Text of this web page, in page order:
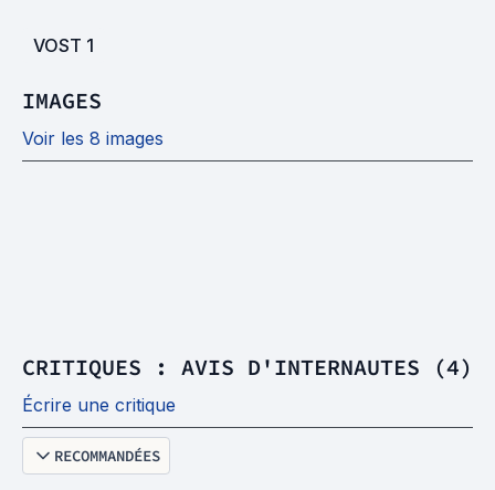
VOST 1
IMAGES
Voir les 8 images
CRITIQUES : AVIS D'INTERNAUTES (4)
Écrire une critique
RECOMMANDÉES